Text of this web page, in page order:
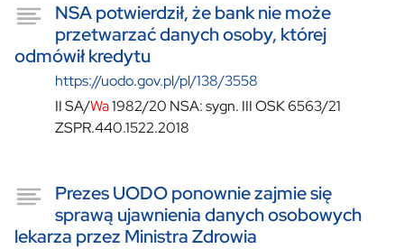
NSA potwierdził, że bank nie może
przetwarzać danych osoby, której
odmówił kredytu
https://uodo.gov.pl/pl/138/3558
II SA/Wa1982/20 NSA: sygn. III OSK 6563/21
ZSPR.440.1522.2018
Prezes UODO ponownie zajmie się
sprawą ujawnienia danych osobowych
lekarza przez Ministra Zdrowia